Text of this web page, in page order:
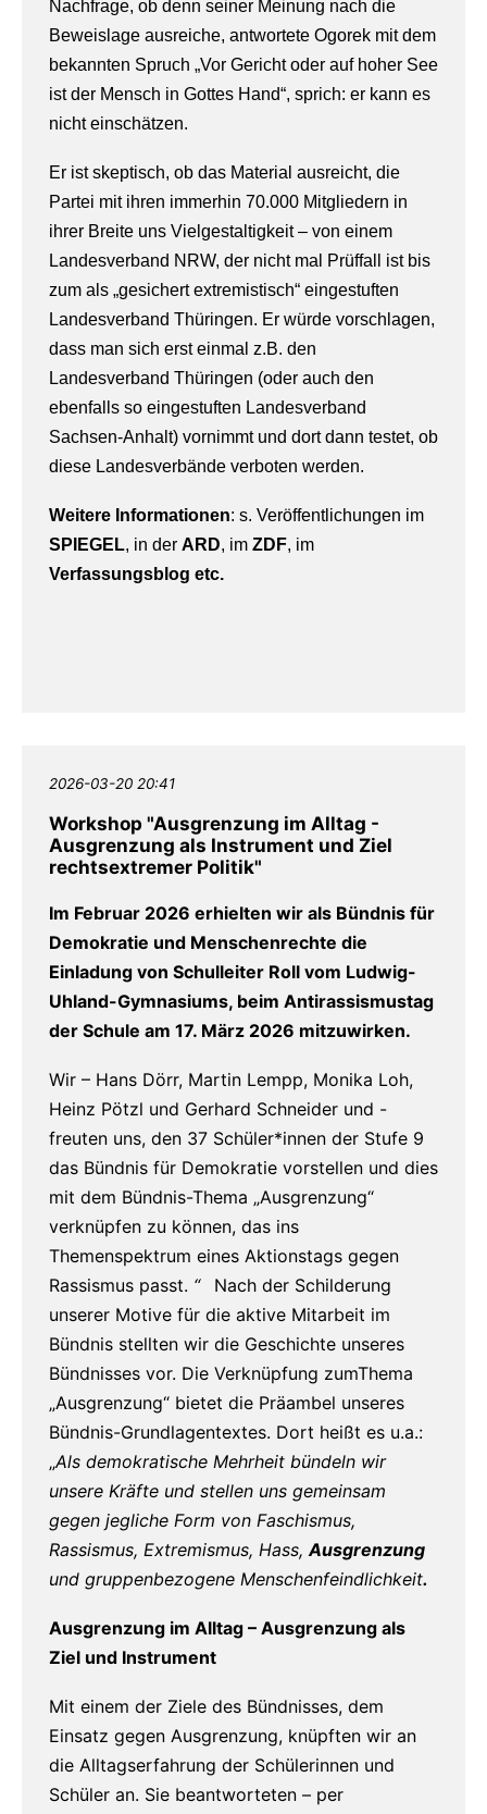
Nachfrage, ob denn seiner Meinung nach die
Beweislage ausreiche, antwortete Ogorek mit dem
bekannten Spruch „Vor Gericht oder auf hoher See
ist der Mensch in Gottes Hand“, sprich: er kann es
nicht einschätzen.
Er ist skeptisch, ob das Material ausreicht, die
Partei mit ihren immerhin 70.000 Mitgliedern in
ihrer Breite uns Vielgestaltigkeit – von einem
Landesverband NRW, der nicht mal Prüffall ist bis
zum als „gesichert extremistisch“ eingestuften
Landesverband Thüringen. Er würde vorschlagen,
dass man sich erst einmal z.B. den
Landesverband Thüringen (oder auch den
ebenfalls so eingestuften Landesverband
Sachsen-Anhalt) vornimmt und dort dann testet, ob
diese Landesverbände verboten werden.
Weitere Informationen: s. Veröffentlichungen im
SPIEGEL, in der ARD, im ZDF, im
Verfassungsblog etc.
2026-03-20 20:41
Workshop "Ausgrenzung im Alltag -
Ausgrenzung als Instrument und Ziel
rechtsextremer Politik"
Im Februar 2026 erhielten wir als Bündnis für
Demokratie und Menschenrechte die
Einladung von Schulleiter Roll vom Ludwig-
Uhland-Gymnasiums, beim Antirassismustag
der Schule am 17. März 2026 mitzuwirken.
Wir – Hans Dörr, Martin Lempp, Monika Loh,
Heinz Pötzl und Gerhard Schneider und -
freuten uns, den 37 Schüler*innen der Stufe 9
das Bündnis für Demokratie vorstellen und dies
mit dem Bündnis-Thema „Ausgrenzung“
verknüpfen zu können, das ins
Themenspektrum eines Aktionstags gegen
Rassismus passt. “
Nach der Schilderung
unserer Motive für die aktive Mitarbeit im
Bündnis stellten wir die Geschichte unseres
Bündnisses vor. Die Verknüpfung zumThema
„Ausgrenzung“ bietet die Präambel unseres
Bündnis-Grundlagentextes. Dort heißt es u.a.:
„Als demokratische Mehrheit bündeln wir
unsere Kräfte und stellen uns gemeinsam
gegen jegliche Form von Faschismus,
Rassismus, Extremismus, Hass,Ausgrenzung
und gruppenbezogene Menschenfeindlichkeit.
Ausgrenzung im Alltag – Ausgrenzung als
Ziel und Instrument
Mit einem der Ziele des Bündnisses, dem
Einsatz gegen Ausgrenzung, knüpften wir an
die Alltagserfahrung der Schülerinnen und
Schüler an. Sie beantworteten – per